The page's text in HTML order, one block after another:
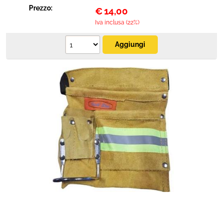
Prezzo:
€14,00
Iva inclusa (22%)